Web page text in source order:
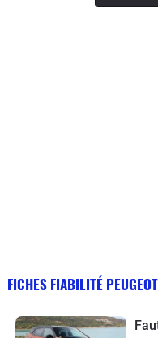
FICHES FIABILITÉ PEUGEOT